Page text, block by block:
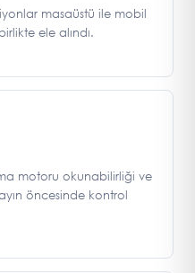
masaüstü ile mobil
ele alındı.
motoru okunabilirliği ve
öncesinde kontrol